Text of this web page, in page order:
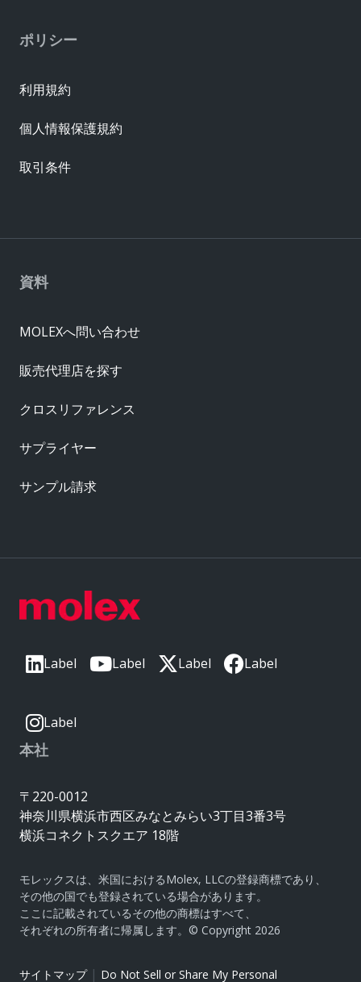
Label Label Label Label
Label
本社
〒220-0012
神奈川県横浜市西区みなとみらい3丁目3番3号
横浜コネクトスクエア 18階
モレックスは、米国におけるMolex, LLCの登録商標であり、
その他の国でも登録されている場合があります。
ここに記載されているその他の商標はすべて、
それぞれの所有者に帰属します。© Copyright 2026
サイトマップ| Do Not Sell or Share My Personal
資料
MOLEXへ問い合わせ
販売代理店を探す
クロスリファレンス
サプライヤー
サンプル請求
ポリシー
利用規約
個人情報保護規約
取引条件